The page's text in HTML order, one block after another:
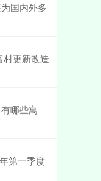
国内外多
村更新改造
哪些寓
第一季度